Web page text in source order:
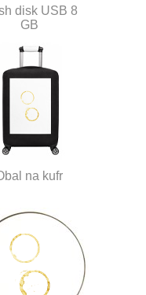
disk USB 8
GB
na kufr